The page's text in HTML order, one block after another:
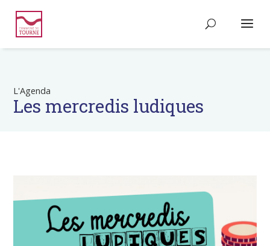
L'Agenda
Les mercredis ludiques